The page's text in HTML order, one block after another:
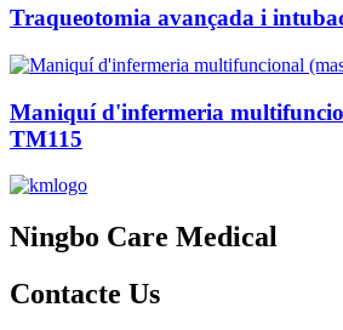
Traqueotomia avançada i
Maniquí d'infermeria
TM115
Ningbo Care Medical
Contacte Us